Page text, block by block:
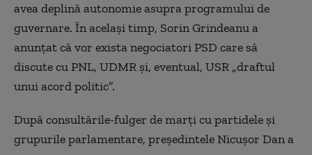
avea deplină autonomie asupra programului de
guvernare. În același timp, Sorin Grindeanu a
anunțat că vor exista negociatori PSD care să
discute cu PNL, UDMR și, eventual, USR „draftul
unui acord politic”.
După consultările-fulger de marți cu partidele și
grupurile parlamentare, președintele Nicușor Dan a